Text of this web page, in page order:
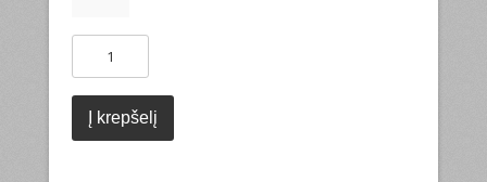
kiekis:
Plazdanti
suknelė
Į krepšelį